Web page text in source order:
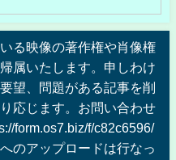
る映像の著作権や肖像権
属いたします。申しわけ
望、問題がある記事を削
応じます。お問い合わせ
form.os7.biz/f/c82c6596/
のアップロードは行なっ